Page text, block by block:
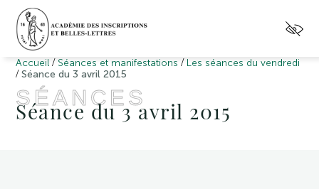
Accueil / Séances et manifestations / Les séances du vendredi
/Séance du 3 avril 2015
SÉANCES
Séance du 3 avril 2015